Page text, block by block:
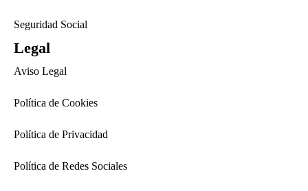
Seguridad Social
Legal
Aviso Legal
Política de Cookies
Política de Privacidad
Política de Redes Sociales